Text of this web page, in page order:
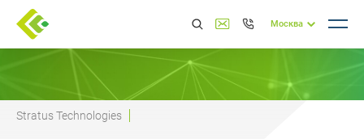
Москва
Stratus Technologies